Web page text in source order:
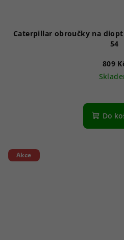
Caterpillar obroučky na
54
809
Do
Akce